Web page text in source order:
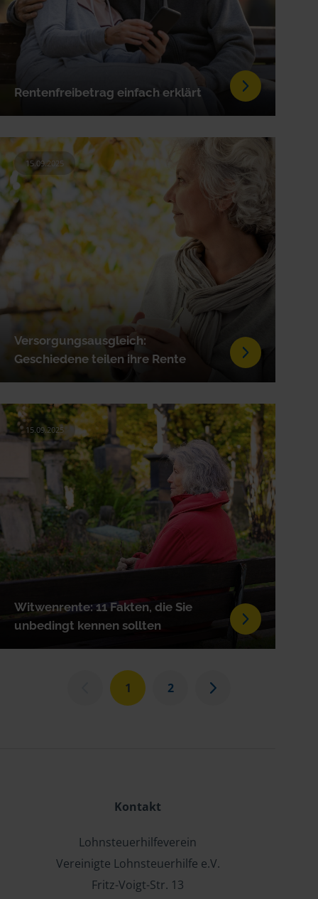
Rentenfreibetrag einfach erklärt
Versorgungsausgleich:
Geschiedene teilen ihre Rente
15.09.2025
Witwenrente: 11 Fakten, die Sie
unbedingt kennen sollten
15.09.2025
1 2
Kontakt
Lohnsteuerhilfeverein
Vereinigte Lohnsteuerhilfe e.V.
Fritz-Voigt-Str. 13